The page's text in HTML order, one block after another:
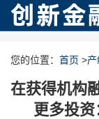
您的位置： 首页 >
在获得机构
更多投